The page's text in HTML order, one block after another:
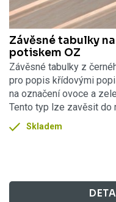
Závěsné tabulky
potiskem OZ
Závěsné tabulky z
pro popis křídovými
na označení ovoce a
Tento typ lze zavěsit do
Skladem